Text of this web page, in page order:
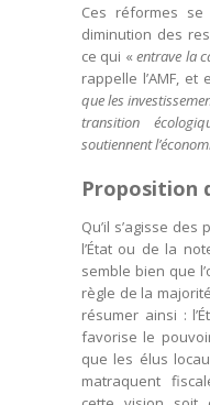
Ces réformes
diminution des
ce qui «entrave la
rappelle l’AMF, et
que les
transition
soutiennent
Proposition
Qu’il s’agisse
l’État ou de la
semble bien que
règle de la
résumer ainsi :
favorise le
que les élus
matraquent